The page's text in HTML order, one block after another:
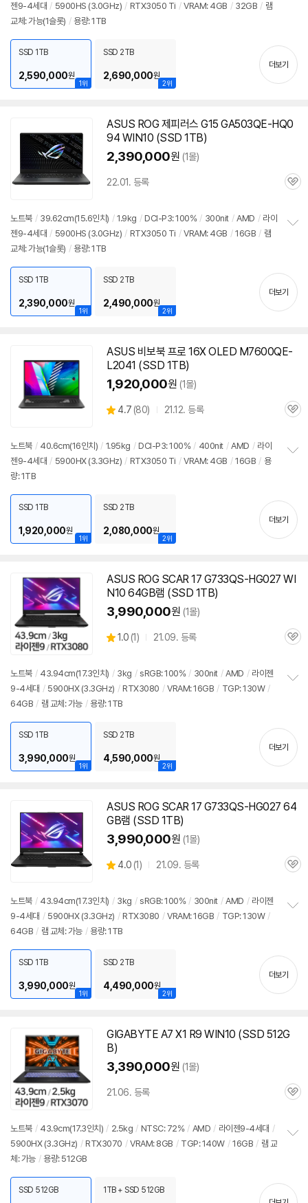
젠9-4세대 / 5900HS (3.0GHz) / RTX3050 Ti / VRAM: 4GB / 32GB / 램
교체: 가능(1슬롯) / 용량: 1TB
기
1위
SSD 1TB
2,590,000원
2위
SSD 2TB
2,690,000원
더보기
ASUS ROG 제피러스 G15 GA503QE-HQ0
94 WIN10 (SSD 1TB)
2,390,000원 (1몰)
22.01. 등록
관
노트북 / 39.62cm(15.6인치) / 1.9kg / DCI-P3: 100% / 300nit / AMD / 라이
젠9-4세대 / 5900HS (3.0GHz) / RTX3050 Ti / VRAM: 4GB / 16GB / 램
교체: 가능(1슬롯) / 용량: 1TB
기
1위
SSD 1TB
2,390,000원
2위
SSD 2TB
2,490,000원
더보기
ASUS 비보북 프로 16X OLED M7600QE-
L2041 (SSD 1TB)
1,920,000원 (1몰)
별
4.7 (상
80) 21.12. 등록
관
노트북 / 40.6cm(16인치) / 1.95kg / DCI-P3: 100% / 400nit / AMD / 라이
젠9-4세대 / 5900HX (3.3GHz) / RTX3050 Ti / VRAM: 4GB / 16GB / 용
량: 1TB
기
1위
SSD 1TB
1,920,000원
2위
SSD 2TB
2,080,000원
더보기
ASUS ROG SCAR 17 G733QS-HG027 WI
N10 64GB램 (SSD 1TB)
3,990,000원 (1몰)
별
1.0 (상
1) 21.09. 등록
관
노트북 / 43.94cm(17.3인치) / 3kg / sRGB: 100% / 300nit / AMD / 라이젠
9-4세대 / 5900HX (3.3GHz) / RTX3080 / VRAM: 16GB / TGP: 130W /
64GB / 램 교체: 가능 / 용량: 1TB
기
1위
SSD 1TB
3,990,000원
2위
SSD 2TB
4,590,000원
더보기
ASUS ROG SCAR 17 G733QS-HG027 64
GB램 (SSD 1TB)
3,990,000원 (1몰)
별
4.0 (상
1) 21.09. 등록
관
노트북 / 43.94cm(17.3인치) / 3kg / sRGB: 100% / 300nit / AMD / 라이젠
9-4세대 / 5900HX (3.3GHz) / RTX3080 / VRAM: 16GB / TGP: 130W /
64GB / 램 교체: 가능 / 용량: 1TB
기
1위
SSD 1TB
3,990,000원
2위
SSD 2TB
4,490,000원
더보기
GIGABYTE A7 X1 R9 WIN10 (SSD 512G
B)
3,390,000원 (1몰)
21.06. 등록
관
노트북 / 43.9cm(17.3인치) / 2.5kg / NTSC: 72% / AMD / 라이젠9-4세대 /
5900HX (3.3GHz) / RTX3070 / VRAM: 8GB / TGP: 140W / 16GB / 램 교
체: 가능 / 용량: 512GB
기
SSD 512GB
1TB + SSD 512GB